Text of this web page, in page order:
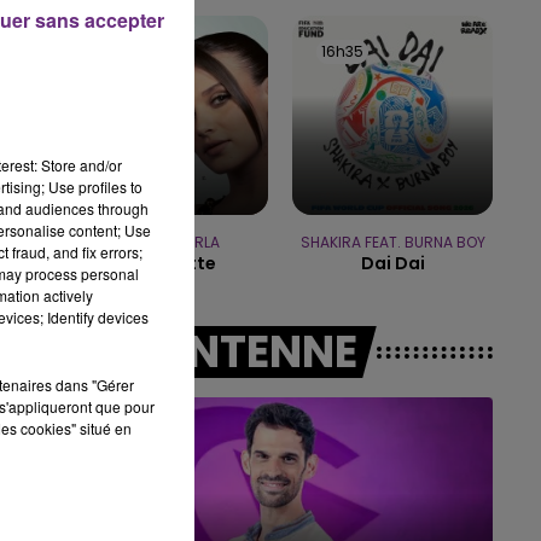
11h00 - 16h00
LE WEEK-END CHAMPAGNE FM
JECK & CARLA
La Recette
16h35
16h35
SHAKIRA FEAT. BURNA BOY
Dai Dai
A L'ANTENNE
Store and/or
Use profiles to
audiences through
content; Use
fraud, and fix errors;
process personal
actively
Identify devices
dans "Gérer
que pour
cookies" situé en
sans accepter